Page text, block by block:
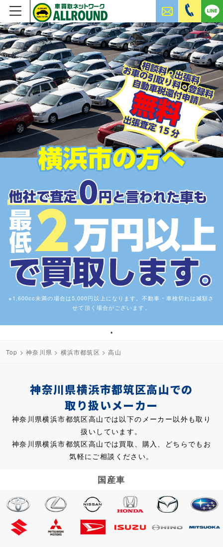
※1,600cc未満の場合は5,000円以上になります。不動車・車検切れは減額さ
せて頂く場合がございます。
1
Top >神奈川県 > 横浜市都筑区 > 高山
神奈川県横浜市都筑区高山での
取り扱いメーカー
神奈川県横浜市都筑区高山では以下のメーカー以外も取り
扱いしています。
神奈川県横浜市都筑区高山では買取、購入、どちらでもお
気軽にご相談ください。
国産車